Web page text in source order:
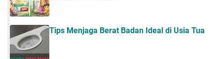
Tips Menjaga Berat Badan Ideal di Usia Tua